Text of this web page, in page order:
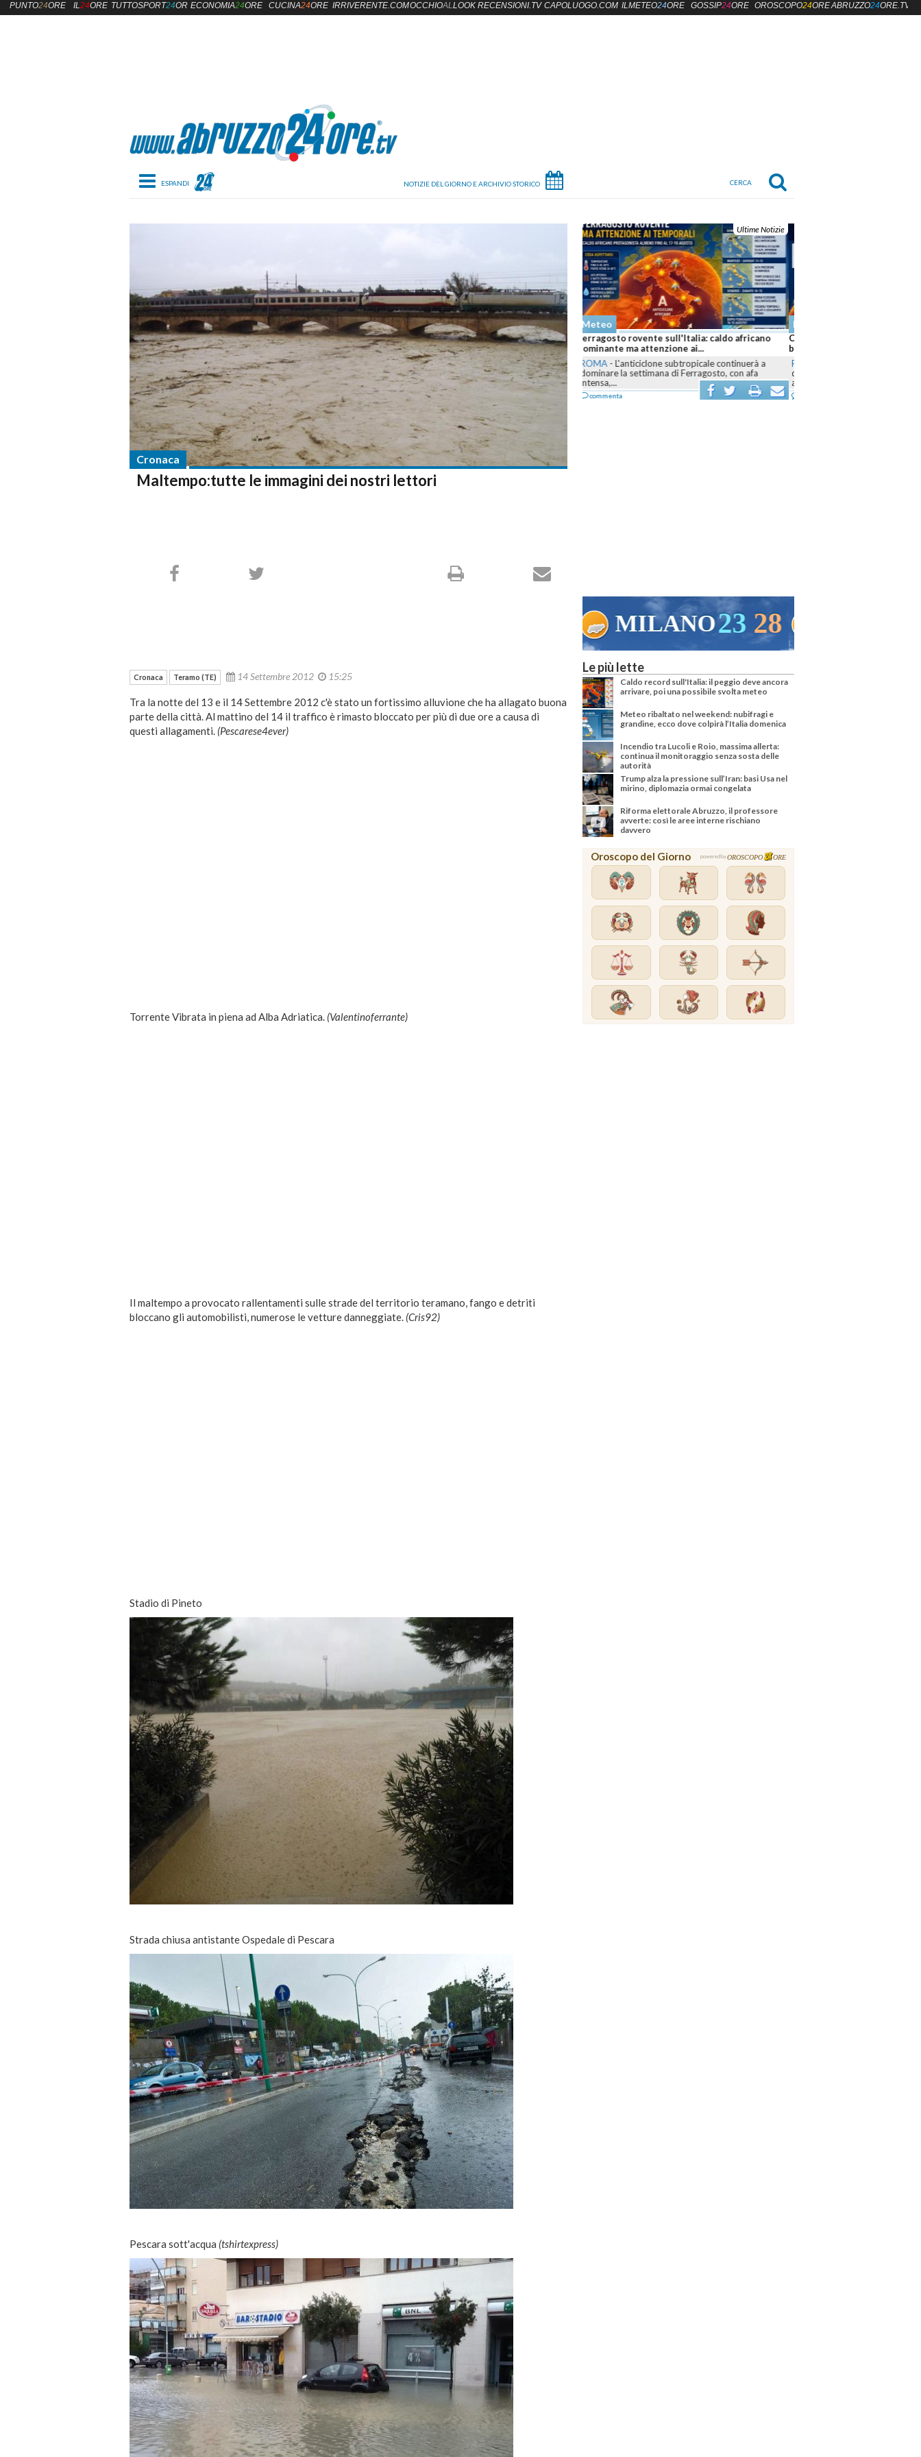
Toggle navigation
Cronaca
Maltempo:tutte le immagini dei nostri lettori
Ultime Notizie
Meteo
Caldo africano senza tregua: Ferragosto
bollente e cresce l'allarme siccità anche...
ROMA -L'anticiclone africano continuerà a
dominare l'Italia almeno fino alla seconda metà di
agosto,...
commenta
VENEZIA22 29
Cronaca Teramo (TE) 14 Settembre 2012 15:25
Tra la notte del 13 e il 14 Settembre 2012 c'è stato un fortissimo alluvione che ha allagato buona
parte della città. Al mattino del 14 il traffico è rimasto bloccato per più di due ore a causa di
questi allagamenti. (Pescarese4ever)
Torrente Vibrata in piena ad Alba Adriatica. (Valentinoferrante)
Il maltempo a provocato rallentamenti sulle strade del territorio teramano, fango e detriti
bloccano gli automobilisti, numerose le vetture danneggiate. (Cris92)
Stadio di Pineto
Strada chiusa antistante Ospedale di Pescara
Pescara sott'acqua (tshirtexpress)
Le più lette
Caldo record sull'Italia: il peggio deve ancora
arrivare, poi una possibile svolta meteo
Meteo ribaltato nel weekend: nubifragi e
grandine, ecco dove colpirà l’Italia domenica
Incendio tra Lucoli e Roio, massima allerta:
continua il monitoraggio senza sosta delle
autorità
Trump alza la pressione sull’Iran: basi Usa nel
mirino, diplomazia ormai congelata
Riforma elettorale Abruzzo, il professore
avverte: così le aree interne rischiano
davvero
Oroscopo del Giorno powered byOROSCOPO ORE
PUNTO24ORE IL24ORE TUTTOSPORT24OREECONOMIA24ORE CUCINA24ORE IRRIVERENTE.COMOCCHIOALLOOK RECENSIONI.TV CAPOLUOGO.COM ILMETEO24ORE GOSSIP24ORE OROSCOPO24OREABRUZZO24ORE.TV